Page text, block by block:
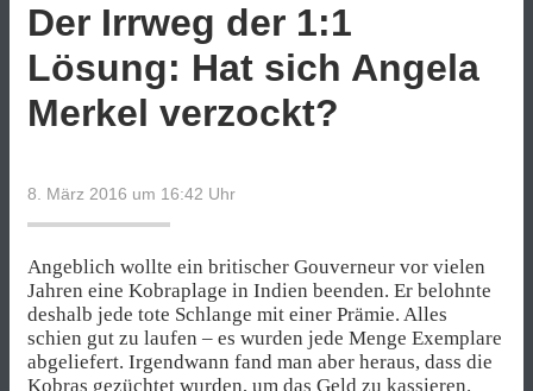
Der Irrweg der 1:1
Lösung: Hat sich Angela
Merkel verzockt?
8. März 2016 um 16:42 Uhr
Angeblich wollte ein britischer Gouverneur vor vielen
Jahren eine Kobraplage in Indien beenden. Er belohnte
deshalb jede tote Schlange mit einer Prämie. Alles
schien gut zu laufen – es wurden jede Menge Exemplare
abgeliefert. Irgendwann fand man aber heraus, dass die
Kobras gezüchtet wurden, um das Geld zu kassieren.